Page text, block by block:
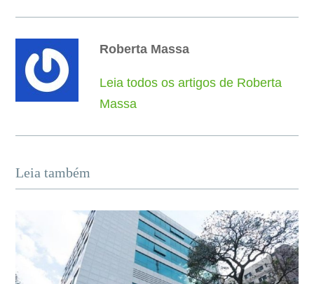
Roberta Massa
Leia todos os artigos de Roberta
Massa
Leia também